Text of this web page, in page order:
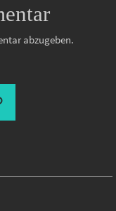
abzugeben.